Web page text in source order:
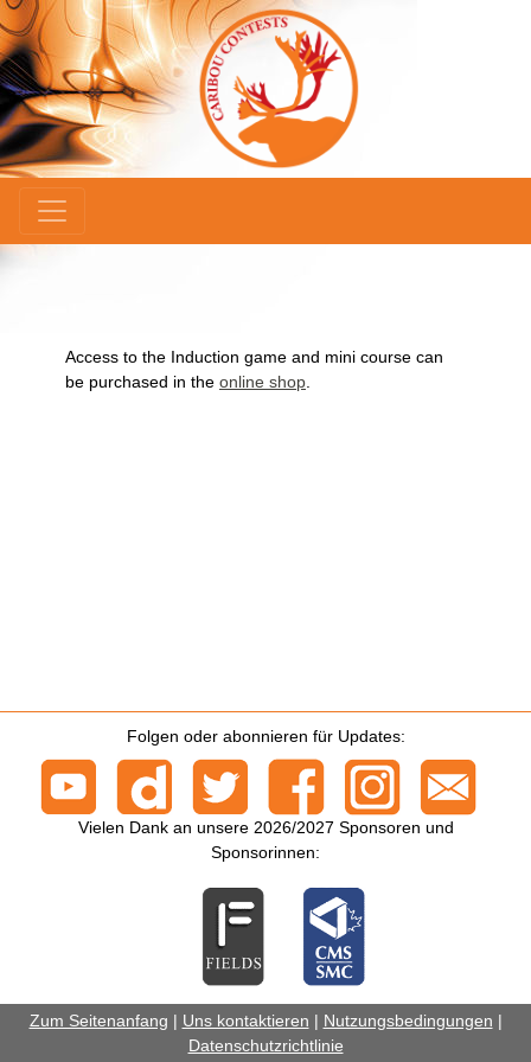
Access to the Induction game and mini course can
be purchased in the online shop
Folgen oder abonnieren für Updates:
Vielen Dank an unsere 2026/2027 Sponsoren und
Sponsorinnen:
Zum Seitenanfang | Uns kontaktieren | Nutzungsbedingungen |
Datenschutzrichtlinie